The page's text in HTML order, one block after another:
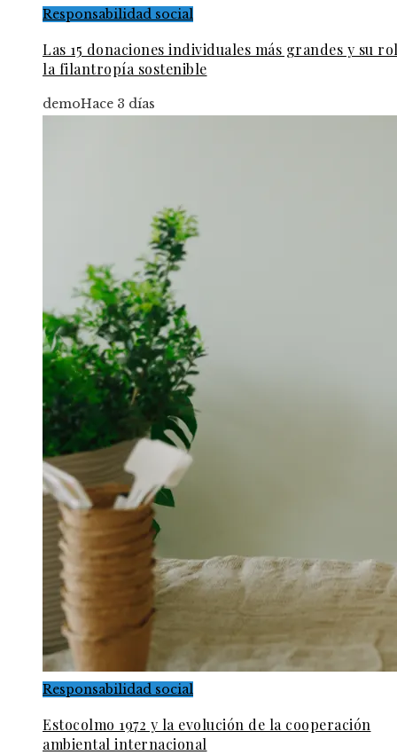
Responsabilidad social
Las 15 donaciones individuales más grandes y su
la filantropía sostenible
demoHace 3 días
Responsabilidad social
Estocolmo 1972 y la evolución de la cooperación
ambiental internacional